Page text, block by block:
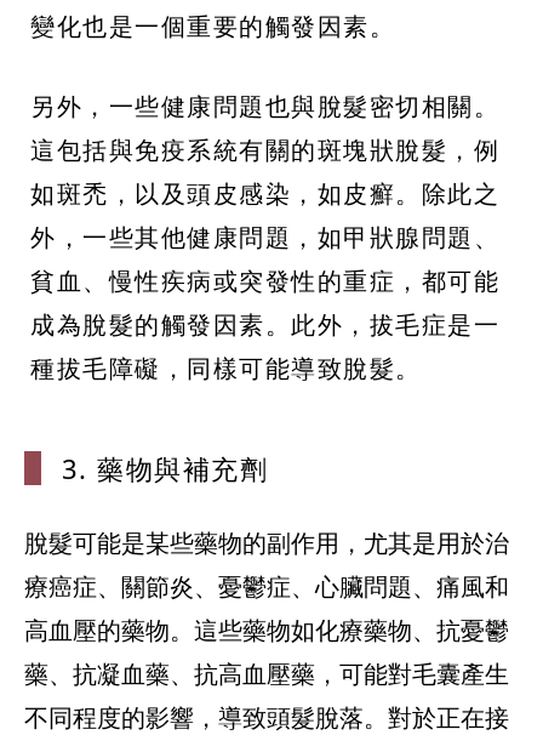
變化也是一個重要的觸發因素。
另外，一些健康問題也與脫髮密切相關。
這包括與免疫系統有關的斑塊狀脫髮，例
如斑禿，以及頭皮感染，如皮癬。除此之
外，一些其他健康問題，如甲狀腺問題、
貧血、慢性疾病或突發性的重症，都可能
成為脫髮的觸發因素。此外，拔毛症是一
種拔毛障礙，同樣可能導致脫髮。
3. 藥物與補充劑
脫髮可能是某些藥物的副作用，尤其是用於治
療癌症、關節炎、憂鬱症、心臟問題、痛風和
高血壓的藥物。這些藥物如化療藥物、抗憂鬱
藥、抗凝血藥、抗高血壓藥，可能對毛囊產生
不同程度的影響，導致頭髮脫落。對於正在接